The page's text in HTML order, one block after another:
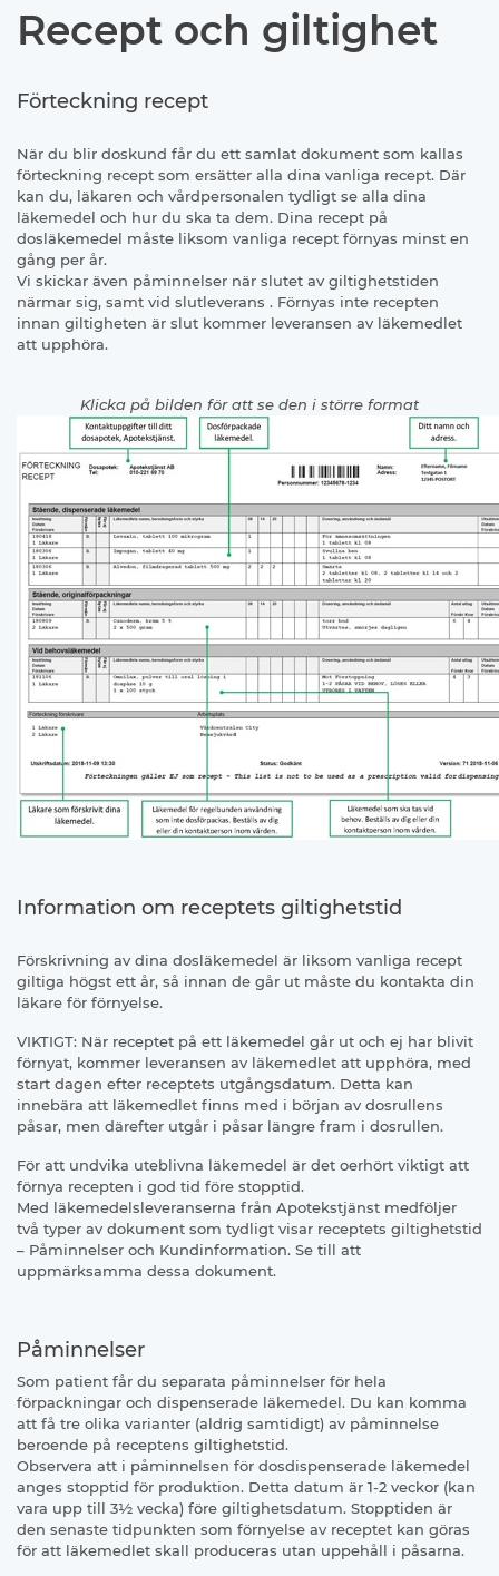
Recept och giltighet
Förteckning recept
När du blir doskund får du ett samlat dokument som kallas
förteckning recept som ersätter alla dina vanliga recept. Där
kan du, läkaren och vårdpersonalen tydligt se alla dina
läkemedel och hur du ska ta dem. Dina recept på
dosläkemedel måste liksom vanliga recept förnyas minst en
gång per år.
Vi skickar även påminnelser när slutet av giltighetstiden
närmar sig, samt vid slutleverans . Förnyas inte recepten
innan giltigheten är slut kommer leveransen av läkemedlet
att upphöra.
Klicka på bilden för att se den i större format
Information om receptets giltighetstid
Förskrivning av dina dosläkemedel är liksom vanliga recept
giltiga högst ett år, så innan de går ut måste du kontakta din
läkare för förnyelse.
VIKTIGT: När receptet på ett läkemedel går ut och ej har blivit
förnyat, kommer leveransen av läkemedlet att upphöra, med
start dagen efter receptets utgångsdatum. Detta kan
innebära att läkemedlet finns med i början av dosrullens
påsar, men därefter utgår i påsar längre fram i dosrullen.
För att undvika uteblivna läkemedel är det oerhört viktigt att
förnya recepten i god tid före stopptid.
Med läkemedelsleveranserna från Apotekstjänst medföljer
två typer av dokument som tydligt visar receptets giltighetstid
– Påminnelser och Kundinformation. Se till att
uppmärksamma dessa dokument.
Påminnelser
Som patient får du separata påminnelser för hela
förpackningar och dispenserade läkemedel. Du kan komma
att få tre olika varianter (aldrig samtidigt) av påminnelse
beroende på receptens giltighetstid.
Observera att i påminnelsen för dosdispenserade läkemedel
anges stopptid för produktion. Detta datum är 1-2 veckor (kan
vara upp till 3½ vecka) före giltighetsdatum. Stopptiden är
den senaste tidpunkten som förnyelse av receptet kan göras
för att läkemedlet skall produceras utan uppehåll i påsarna.